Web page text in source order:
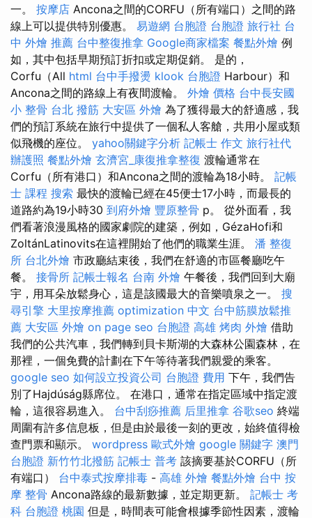
一。 按摩店 Ancona之間的CORFU（所有端口）之間的路
線上可以提供特別優惠。 易遊網 台胞證 台胞證 旅行社 台
中 外燴 推薦 台中整復推拿 Google商家檔案 餐點外燴 例
如，其中包括早期預訂折扣或定期促銷。 是的，
Corfu（All html 台中手撥燙 klook 台胞證 Harbour）和
Ancona之間的路線上有夜間渡輪。 外燴 價格 台中長安國
小 整骨 台北 撥筋 大安區 外燴 為了獲得最大的舒適感，我
們的預訂系統在旅行中提供了一個私人客艙，共用小屋或類
似飛機的座位。 yahoo關鍵字分析 記帳士 作文 旅行社代
辦護照 餐點外燴 玄濟宮_康復推拿整復 渡輪通常在
Corfu（所有港口）和Ancona之間的渡輪為18小時。 記帳
士 課程 搜索 最快的渡輪已經在45便士17小時，而最長的
道路約為19小時30 到府外燴 豐原整骨 p。 從外面看，我
們看著浪漫風格的國家劇院的建築，例如，GézaHofi和
ZoltánLatinovits在這裡開始了他們的職業生涯。 潘 整復
所 台北外燴 市政廳結束後，我們在舒適的市區餐廳吃午
餐。 接骨所 記帳士報名 台南 外燴 午餐後，我們回到大廟
宇，用耳朵放鬆身心，這是該國最大的音樂噴泉之一。 搜
尋引擎 大里按摩推薦 optimization 中文 台中筋膜放鬆推
薦 大安區 外燴 on page seo 台胞證 高雄 烤肉 外燴 借助
我們的公共汽車，我們轉到貝卡斯湖的大森林公園森林，在
那裡，一個免費的計劃在下午等待著我們親愛的乘客。
google seo 如何設立投資公司 台胞證 費用 下午，我們告
別了Hajdúság縣席位。 在港口，通常在指定區域中指定渡
輪，這很容易進入。 台中刮痧推薦 后里推拿 谷歌seo 終端
周圍有許多信息板，但是由於最後一刻的更改，始終值得檢
查門票和顯示。 wordpress 歐式外燴 google 關鍵字 澳門
台胞證 新竹竹北撥筋 記帳士 普考 該摘要基於CORFU（所
有端口） 台中泰式按摩排毒 - 高雄 外燴 餐點外燴 台中 按
摩 整骨 Ancona路線的最新數據，並定期更新。 記帳士 考
科 台胞證 桃園 但是，時間表可能會根據季節性因素，渡輪